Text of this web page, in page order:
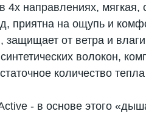
4х направлениях, мягкая,
приятна на ощупь и
защищает от ветра и
волокон,
количество
- в основе этого